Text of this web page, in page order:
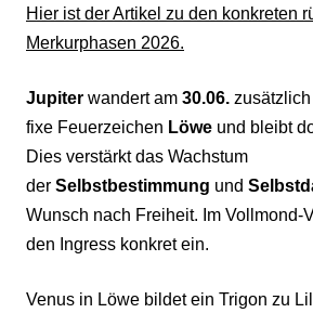
Hier ist der Artikel zu den konkreten
Merkurphasen 2026.
Jupiter wandert am 30.06.
fixe Feuerzeichen Löwe und bleibt
Dies verstärkt das Wachstum
der Selbstbestimmung und
Wunsch nach Freiheit. Im Vollmond-
den Ingress konkret ein.
Venus in Löwe bildet ein Trigon zu